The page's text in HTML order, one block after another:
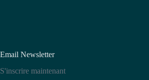
Email Newsletter
S'inscrire maintenant